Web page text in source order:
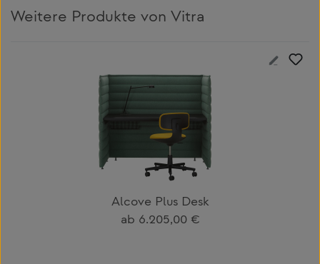
Weitere Produkte von Vitra
Alcove Plus Desk
Regulärer Preis:
ab 6.205,00 €